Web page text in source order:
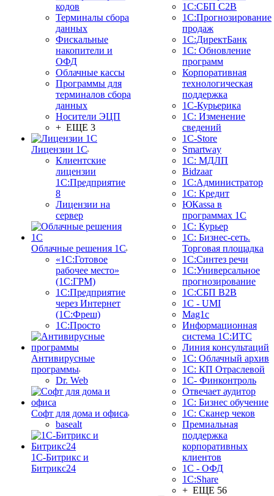
кодов
Терминалы сбора
данных
Фискальные
накопители и
ОФД
Облачные кассы
Программы для
терминалов сбора
данных
Носители ЭЦП
+ ЕЩЕ 3
Лицензии 1С
Клиентские
лицензии
1С:Предприятие
8
Лицензии на
сервер
Облачные решения 1С
«1C:Готовое
рабочее место»
(1С:ГРМ)
1С:Предприятие
через Интернет
(1С:Фреш)
1С:Просто
Антивирусные
программы
Dr. Web
Софт для дома и офиса
basealt
1С-Битрикс и
Битрикс24
1С:СБП C2B
1С:Прогнозирование
продаж
1С:ДиректБанк
1С: Обновление
программ
Корпоративная
технологическая
поддержка
1С-Курьерика
1С: Изменение
сведений
1C-Store
Smartway
1С: МДЛП
Bidzaar
1С:Администратор
1С: Кредит
ЮКаssа в
программах 1С
1С: Курьер
1С: Бизнес-сеть.
Торговая площадка
1С:Синтез речи
1С:Универсальное
прогнозирование
1С:СБП B2B
1C - UMI
Mag1c
Информационная
система 1С:ИТС
Линия консультаций
1С: Облачный архив
1С: КП Отраслевой
1С- Финконтроль
Отвечает аудитор
1С: Бизнес обучение
1С: Сканер чеков
Премиальная
поддержка
корпоративных
клиентов
1С - ОФД
1С:Share
+ ЕЩЕ 56